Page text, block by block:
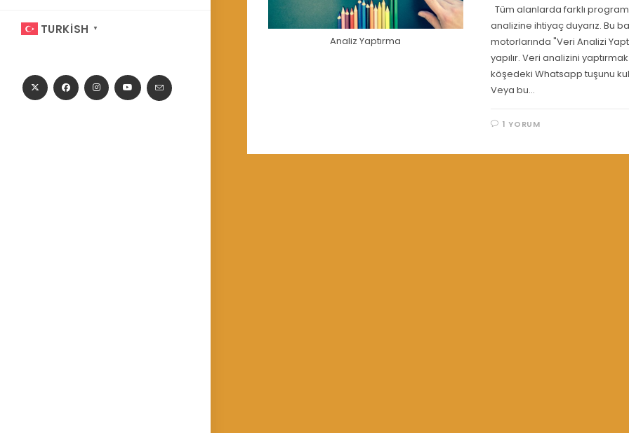
TURKISH ▼
Analiz Yaptırma
Tüm alanlarda farklı
analizine ihtiyaç duyarız. Bu
motorlarında "Veri Analizi
yapılır. Veri analizini
köşedeki Whatsapp tuşunu
Veya bu…
1 YORUM